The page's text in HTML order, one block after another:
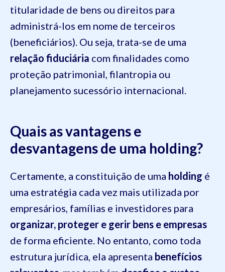
titularidade de bens ou direitos para
administrá-los em nome de terceiros
(beneficiários). Ou seja, trata-se de uma
relação fiduciária com finalidades como
proteção patrimonial, filantropia ou
planejamento sucessório internacional.
Quais as vantagens e
desvantagens de uma holding?
Certamente, a constituição de uma holding é
uma estratégia cada vez mais utilizada por
empresários, famílias e investidores para
organizar, proteger e gerir bens e empresas
de forma eficiente. No entanto, como toda
estrutura jurídica, ela apresenta benefícios